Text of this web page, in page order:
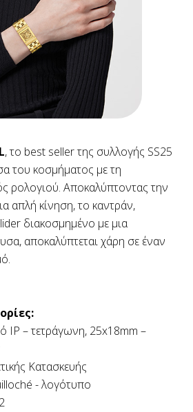
, το best seller της συλλογής SS25
του κοσμήματος με τη
ρολογιού. Αποκαλύπτοντας την
απλή κίνηση, το καντράν,
διακοσμημένο με μια
αποκαλύπτεται χάρη σε έναν
ΙΡ – τετράγωνη, 25x18mm –
Κατασκευής
- λογότυπο